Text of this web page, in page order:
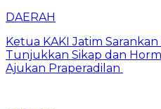
DAERAH
Ketua KAKI Jatim
Tunjukkan Sikap dan
Ajukan Praperadilan